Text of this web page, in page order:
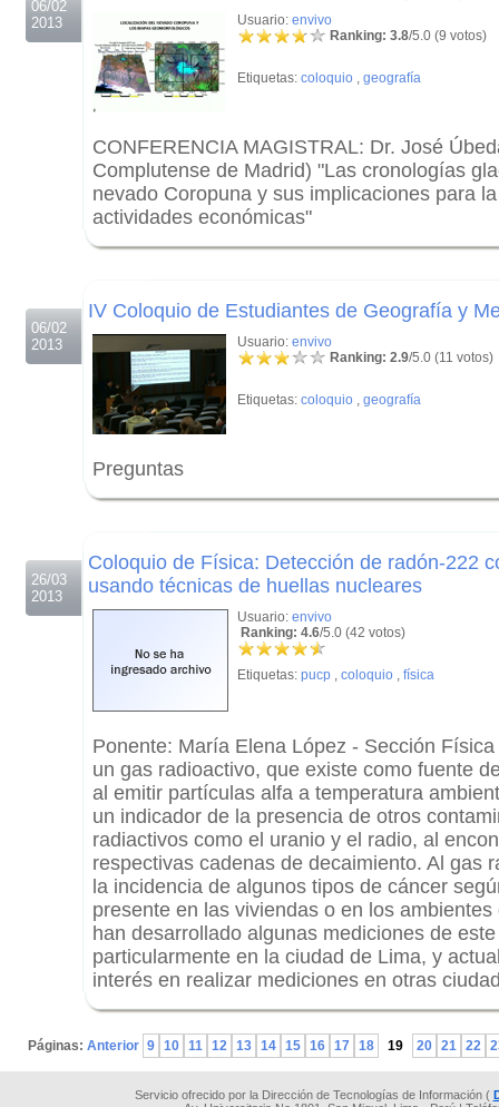
06/02
2013
Usuario: envivo
Ranking: 3.8/5.0 (9 votos)
Etiquetas: coloquio , geografía
CONFERENCIA MAGISTRAL: Dr. José
Complutense de Madrid) "Las cronologías
nevado Coropuna y sus implicaciones para
actividades económicas"
06/02
2013
IV Coloquio de Estudiantes de Geografía y
Usuario: envivo
Ranking: 2.9/5.0 (11 votos)
Etiquetas: coloquio , geografía
Preguntas
26/03
2013
Coloquio de Física: Detección de radón-222
usando técnicas de huellas nucleares
Usuario: envivo
Ranking: 4.6/5.0 (42 votos)
Etiquetas: pucp , coloquio , física
Ponente: María Elena López - Sección
un gas radioactivo, que existe como fuente
al emitir partículas alfa a temperatura
un indicador de la presencia de otros
radiactivos como el uranio y el radio, al
respectivas cadenas de decaimiento. Al gas
la incidencia de algunos tipos de cáncer
presente en las viviendas o en los
han desarrollado algunas mediciones de
particularmente en la ciudad de Lima, y
interés en realizar mediciones en otras
Páginas: Anterior 9 10 11 12 13 14 15 16 17 18 19 20 21 22
Servicio ofrecido por la Dirección de Tecnologías de Información (